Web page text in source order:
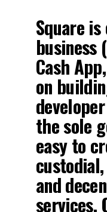
Square
business
Cash
on
the sole
easy to
and
services.